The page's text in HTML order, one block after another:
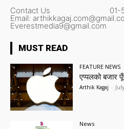
Contact Us 01-
Email:
Everestmedia9@gmail.com
MUST READ
FEATURE NEWS
एप्पलको बजार
Arthik Kagaj -
News